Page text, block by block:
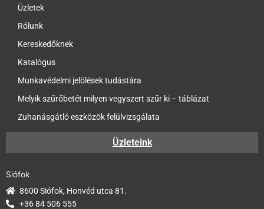
Üzletek
Rólunk
Kereskedőknek
Katalógus
Munkavédelmi jelölések tudástára
Melyik szűrőbetét milyen vegyszert szűr ki – táblázat
Zuhanásgátló eszközök felülvizsgálata
Üzleteink
Siófok
8600 Siófok, Honvéd utca 81.
+36 84 506 555